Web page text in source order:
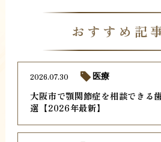
おすすめ記
大阪市で顎関節症を相談できる
選【2026年最新】
2026.07.30 医療